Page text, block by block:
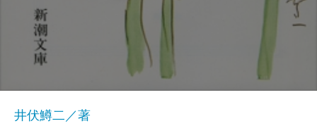
井伏鱒二／著